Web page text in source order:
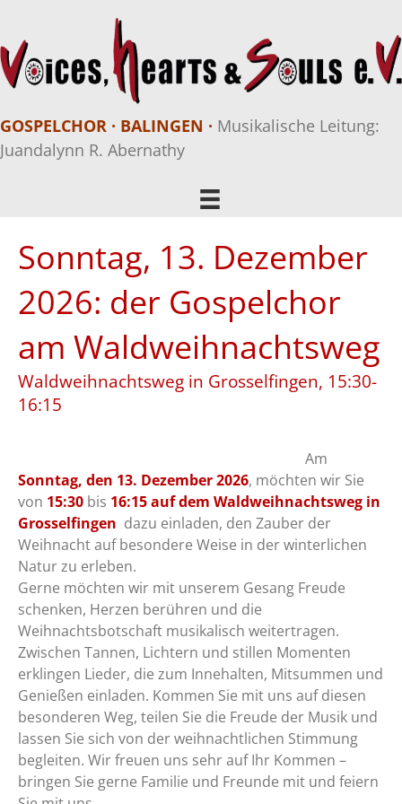
GOSPELCHOR · BALINGEN · Musikalische Leitung:
Juandalynn R. Abernathy
Sonntag, 13. Dezember
2026: der Gospelchor
am Waldweihnachtsweg
Waldweihnachtsweg in Grosselfingen, 15:30-
16:15
Am
Sonntag, den 13. Dezember 2026, möchten wir Sie
von 15:30 bis 16:15 auf dem Waldweihnachtsweg in
Grosselfingen dazu einladen, den Zauber der
Weihnacht auf besondere Weise in der winterlichen
Natur zu erleben.
Gerne möchten wir mit unserem Gesang Freude
schenken, Herzen berühren und die
Weihnachtsbotschaft musikalisch weitertragen.
Zwischen Tannen, Lichtern und stillen Momenten
erklingen Lieder, die zum Innehalten, Mitsummen und
Genießen einladen. Kommen Sie mit uns auf diesen
besonderen Weg, teilen Sie die Freude der Musik und
lassen Sie sich von der weihnachtlichen Stimmung
begleiten. Wir freuen uns sehr auf Ihr Kommen –
bringen Sie gerne Familie und Freunde mit und feiern